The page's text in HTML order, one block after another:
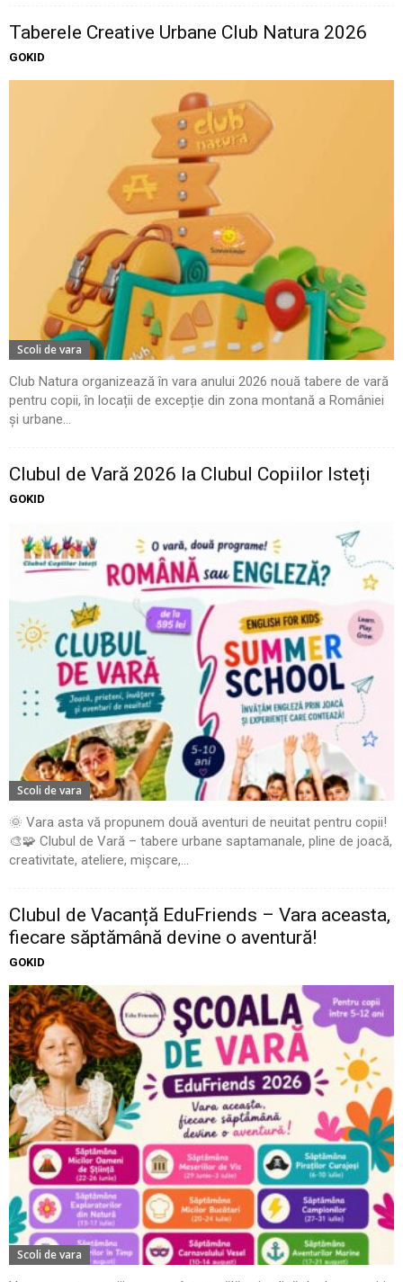
Taberele Creative Urbane Club Natura 2026
GOKID
Scoli de vara
Club Natura organizează în vara anului 2026 nouă tabere de vară
pentru copii, în locații de excepție din zona montană a României
și urbane...
Clubul de Vară 2026 la Clubul Copiilor Isteți
GOKID
Scoli de vara
🌞 Vara asta vă propunem două aventuri de neuitat pentru copii!
🎨🧩 Clubul de Vară – tabere urbane saptamanale, pline de joacă,
creativitate, ateliere, mișcare,...
Clubul de Vacanță EduFriends – Vara aceasta,
fiecare săptămână devine o aventură!
GOKID
Scoli de vara